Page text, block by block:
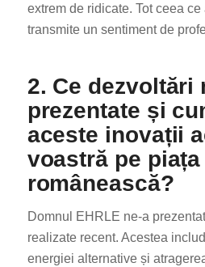
extrem de ridicate. Tot ceea
transmite un sentiment de
2. Ce dezvoltări
prezentate și
aceste inovații
voastră pe piața
românească?
Domnul EHRLE ne-a
realizate recent. Acestea
energiei alternative și